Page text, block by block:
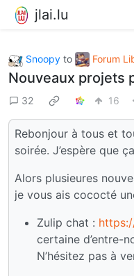
jlai.lu
Snoopy to Forum
Nouveaux projets
32 16
Rebonjour à tous et
soirée. J’espère que
Alors plusieures
je vous ais cococté
Zulip chat :
certaine d’entre-
N’hésitez pas à